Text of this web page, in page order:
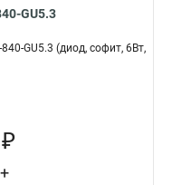
GU5.3
GU5.3 (диод, софит, 6Вт,
+